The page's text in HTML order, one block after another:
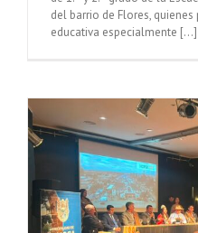
del barrio de Flores,
educativa especialmente [...]